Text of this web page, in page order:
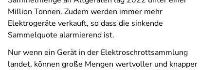
Million Tonnen. Zudem werden immer mehr
Elektrogeräte verkauft, so dass die sinkende
Sammelquote alarmierend ist.
Nur wenn ein Gerät in der Elektroschrottsammlung
landet, können große Mengen wertvoller und knapper